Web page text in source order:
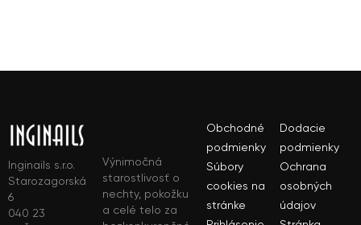
Inginails s.r.o.
Starozagorská
6
040 23
Výnimočná
starostlivosť o
nechty, pokožku
a celé telo za
Obchodné
podmienky
Dodacie
podmienky
Súbory
cookies na
stránke
Ochrana
osobných
údajov